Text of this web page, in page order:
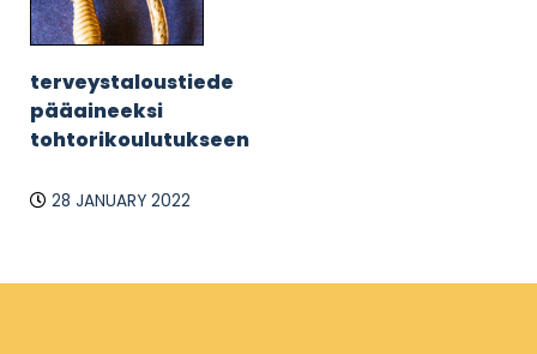
terveystaloustiede
pääaineeksi
tohtorikoulutukseen
28 JANUARY 2022